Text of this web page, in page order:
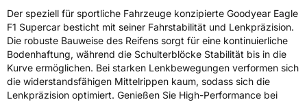
ZustandNeureifen
Verstärkt
FelgenschutzFP
Der speziell für sportliche Fahrzeuge konzipierte Goodyear Eagle
F1 Supercar besticht mit seiner Fahrstabilität und Lenkpräzision.
Die robuste Bauweise des Reifens sorgt für eine kontinuierliche
Bodenhaftung, während die Schulterblöcke Stabilität bis in die
Kurve ermöglichen. Bei starken Lenkbewegungen verformen sich
die widerstandsfähigen Mittelrippen kaum, sodass sich die
Lenkpräzision optimiert. Genießen Sie High-Performance bei